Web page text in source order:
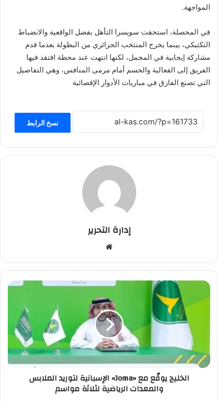
المواجهة.
في المحصلة، استحقت سويسرا التأهل بفضل الواقعية والانضباط
التكتيكي، بينما يخرج المنتخب الجزائري من البطولة بعدما قدم
مشاركة إيجابية في المجمل، لكنها انتهت عند محطة افتقد فيها
الفريق إلى الفعالية والحسم أمام مرمى المنافس، وهي التفاصيل
التي تصنع الفارق في مباريات الأدوار الإقصائية
نسخ الرابط
إدارة التحرير
الوي
ب
ا
و
قّ
الخليج يوقّع مع «Joma» الإسبانية لتوريد الملابس
والمعدات الرياضية لثلاثة مواسم